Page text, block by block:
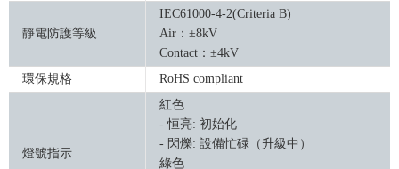
靜電防護等級
IEC61000-4-2(Criteria B)
Air：±8kV
Contact：±4kV
環保規格
RoHS compliant
燈號指示
紅色
- 恒亮: 初始化
- 閃爍: 設備忙碌（升級中）
綠色